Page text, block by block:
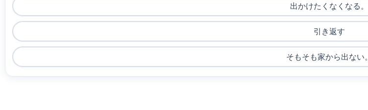
出かけたくなくなる。
引き返す
そもそも家から出ない。